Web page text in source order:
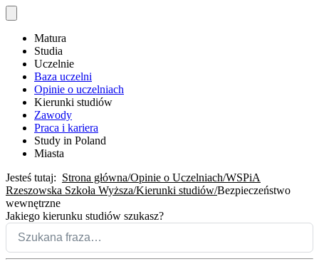
Matura
Studia
Uczelnie
Baza uczelni
Opinie o uczelniach
Kierunki studiów
Zawody
Praca i kariera
Study in Poland
Miasta
Jesteś tutaj: Strona główna Opinie o Uczelniach WSPiA
Rzeszowska Szkoła Wyższa Kierunki studiów Bezpieczeństwo
wewnętrzne
Jakiego kierunku studiów szukasz?